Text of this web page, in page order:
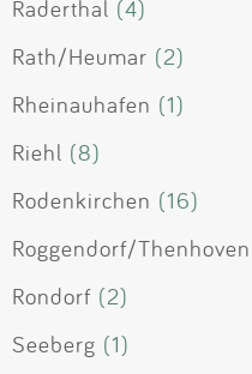
Raderthal (4)
Rath/Heumar (2)
Rheinauhafen (1)
Riehl (8)
Rodenkirchen (16)
Roggendorf/Thenhoven
Rondorf (2)
Seeberg (1)